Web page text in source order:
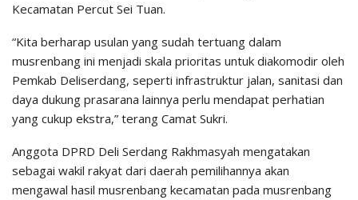
Kecamatan Percut Sei Tuan.
“Kita berharap usulan yang sudah tertuang dalam
musrenbang ini menjadi skala prioritas untuk diakomodir oleh
Pemkab Deliserdang, seperti infrastruktur jalan, sanitasi dan
daya dukung prasarana lainnya perlu mendapat perhatian
yang cukup ekstra,” terang Camat Sukri.
Anggota DPRD Deli Serdang Rakhmasyah mengatakan
sebagai wakil rakyat dari daerah pemilihannya akan
mengawal hasil musrenbang kecamatan pada musrenbang